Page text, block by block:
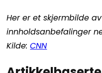
Her er et skjermbilde
innholdsanbefalinger
Kilde:CNN